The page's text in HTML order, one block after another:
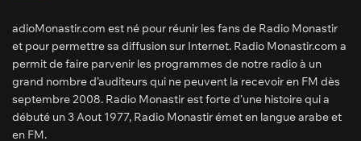
adioMonastir.com est né pour réunir les fans de Radio Monastir
et pour permettre sa diffusion sur Internet. Radio Monastir.com a
permit de faire parvenir les programmes de notre radio à un
grand nombre d’auditeurs qui ne peuvent la recevoir en FM dès
septembre 2008. Radio Monastir est forte d’une histoire qui a
débuté un 3 Aout 1977, Radio Monastir émet en langue arabe et
en FM.